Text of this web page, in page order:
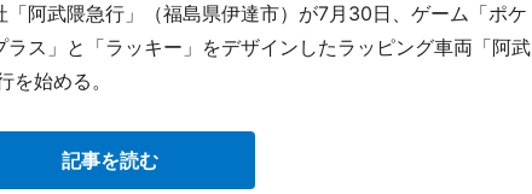
阿武隈急行」（福島県伊達市）が7月30日、ゲーム「ポケ
ス」と「ラッキー」をデザインしたラッピング車両「阿武
始める。
記事を読む